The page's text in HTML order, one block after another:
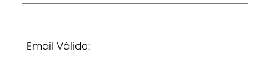
Email Válido: